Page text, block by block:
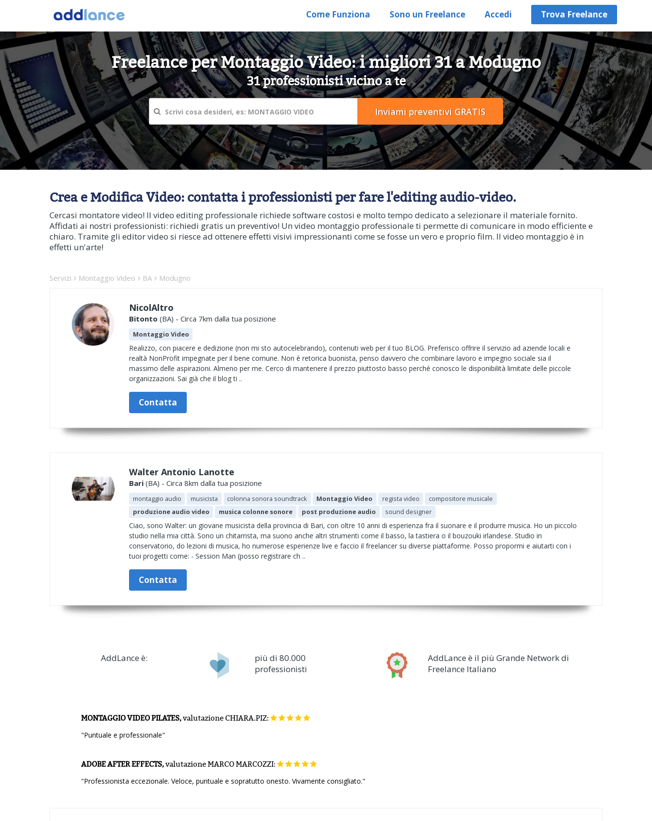
Come Funziona Sono un Freelance Accedi Trova Freelance
Freelance per Montaggio Video: i migliori 31 a Modugno
31 professionisti vicino a te
Crea e Modifica Video: contatta i professionisti per fare l'editing audio-video.
Cercasi montatore video! Il video editing professionale richiede software costosi e molto tempo dedicato a selezionare il materiale fornito.
Affidati ai nostri professionisti: richiedi gratis un preventivo! Un video montaggio professionale ti permette di comunicare in modo efficiente e
chiaro. Tramite gli editor video si riesce ad ottenere effetti visivi impressionanti come se fosse un vero e proprio film. Il video montaggio è in
effetti un'arte!
Servizi Montaggio Video BA Modugno
NicolAltro
Bitonto (BA) - Circa 7km dalla tua posizione
Montaggio Video
Realizzo, con piacere e dedizione (non mi sto autocelebrando), contenuti web per il tuo BLOG. Preferisco offrire il servizio ad aziende locali e
realtà NonProfit impegnate per il bene comune. Non è retorica buonista, penso davvero che combinare lavoro e impegno sociale sia il
massimo delle aspirazioni. Almeno per me. Cerco di mantenere il prezzo piuttosto basso perché conosco le disponibilità limitate delle piccole
organizzazioni. Sai già che il blog ti ..
Contatta
Walter Antonio Lanotte
Bari (BA) - Circa 8km dalla tua posizione
montaggio audio musicista colonna sonora soundtrack Montaggio Video regista video
compositore musicale
produzione audio video
musica colonne sonore post produzione audio sound designer
Ciao, sono Walter: un giovane musicista della provincia di Bari, con oltre 10 anni di esperienza fra il suonare e il produrre musica. Ho un piccolo
studio nella mia città. Sono un chitarrista, ma suono anche altri strumenti come il basso, la tastiera o il bouzouki irlandese. Studio in
conservatorio, do lezioni di musica, ho numerose esperienze live e faccio il freelancer su diverse piattaforme. Posso propormi e aiutarti con i
tuoi progetti come: - Session Man (posso registrare ch ..
Contatta
AddLance è:
più di 80.000
professionisti
AddLance è il più Grande Network di
Freelance Italiano
MONTAGGIO VIDEO PILATES,valutazioneCHIARA.PIZ:
"Puntuale e professionale"
ADOBE AFTER EFFECTS,valutazioneMARCO MARCOZZI:
"Professionista eccezionale. Veloce, puntuale e sopratutto onesto. Vivamente consigliato."